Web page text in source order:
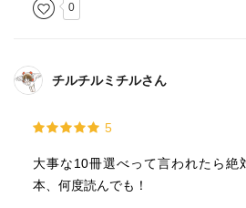
0
チルチルミチルさん
5
大事な10冊選べって言われたら絶
本、何度読んでも！